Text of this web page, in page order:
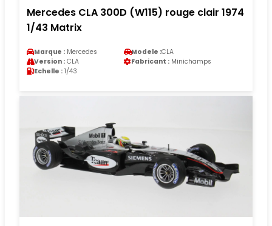
Mercedes CLA 300D (W115) rouge clair 1974
1/43 Matrix
Marque : Mercedes Modele :CLA
Version : CLA Fabricant : Minichamps
Echelle : 1/43